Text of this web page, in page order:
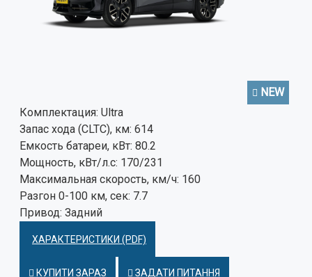
NEW
Комплектация: Ultra
Запас хода (CLTC), км: 614
Емкость батареи, кВт: 80.2
Мощность, кВт/л.с: 170/231
Максимальная скорость, км/ч: 160
Разгон 0-100 км, сек: 7.7
Привод: Задний
ХАРАКТЕРИСТИКИ (PDF)
КУПИТИ ЗАРАЗ ЗАДАТИ ПИТАННЯ